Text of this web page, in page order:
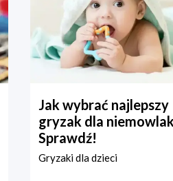
Jak wybrać najlepszy
gryzak dla
Sprawdź!
Gryzaki dla dzieci